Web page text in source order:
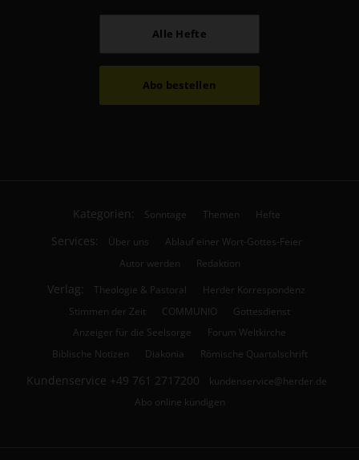
Alle Hefte
Abo bestellen
Kategorien: Sonntage Themen Hefte
Services: Über uns
Ablauf einer Wort-Gottes-Feier
Autor werden
Redaktion
Verlag: Theologie & Pastoral
Herder Korrespondenz
Stimmen der Zeit
COMMUNIO
Gottesdienst
Anzeiger für die Seelsorge
Forum Weltkirche
Biblische Notizen
Diakonia Römische Quartalschrift
Kundenservice +49 761 2717200
kundenservice@herder.de
Abo online kündigen